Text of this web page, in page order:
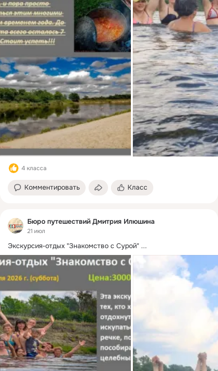
4 класса
Комментировать Класс
Бюро путешествий Дмитрия Илюшина
21 июл
Экскурсия-отдых "Знакомство с Сурой" ...